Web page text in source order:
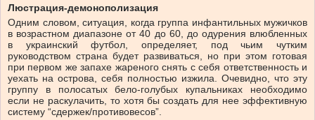
Люстрация-демонополизация
Одним словом, ситуация, когда группа инфантильных мужичков
в возрастном диапазоне от 40 до 60, до одурения влюбленных
в украинский футбол, определяет, под чьим чутким
руководством страна будет развиваться, но при этом готовая
при первом же запахе жареного снять с себя ответственность и
уехать на острова, себя полностью изжила. Очевидно, что эту
группу в полосатых бело-голубых купальниках необходимо
если не раскулачить, то хотя бы создать для нее эффективную
систему “сдержек/противовесов”.